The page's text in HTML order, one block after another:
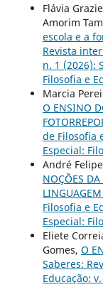
Flávia
Amorim
escola e a
Revista
n. 1 (2026):
Filosofia e
Marcia
O ENSINO
de Filosofia
Especial:
André
NOÇÕES
LINGUAGEM
Filosofia e
Especial:
Eliete
Gomes, O
Saberes:
Educação: